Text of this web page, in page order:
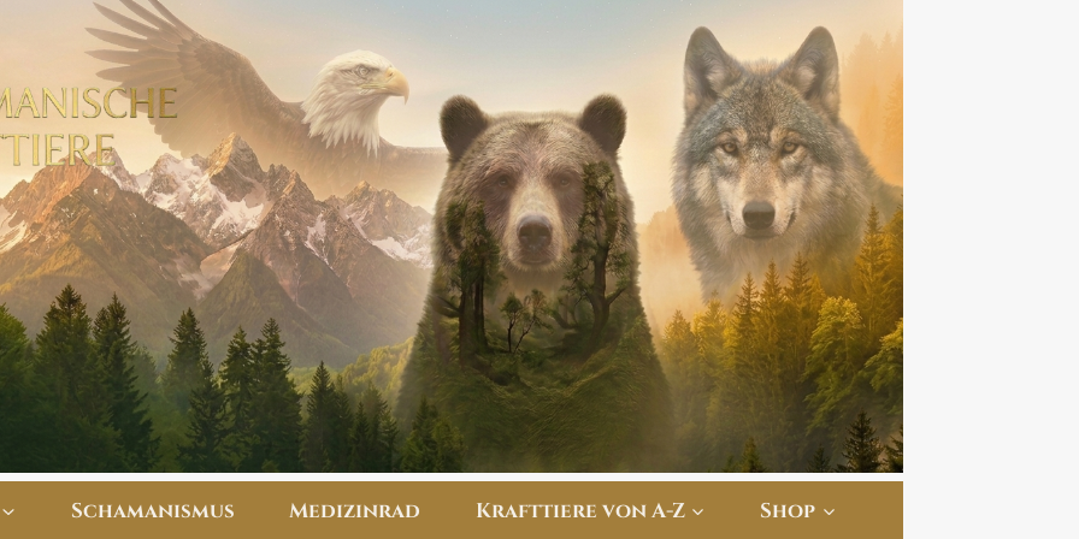
Schamanismus Medizinrad ​Krafttiere von A-Z Shop